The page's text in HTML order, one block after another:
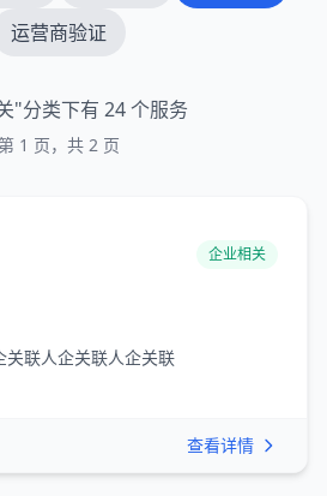
运营商验证
"分类下有 24 个服务
第 1 页，共 2 页
企业相关
关联人企关联人企关联
查看详情